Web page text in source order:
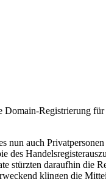
Registrierung
nun auch
des
stürzten daraufhin die
klingen die